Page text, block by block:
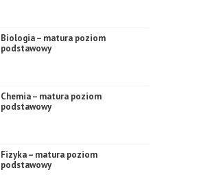
Biologia – matura poziom
podstawowy
Chemia – matura poziom
podstawowy
Fizyka – matura poziom
podstawowy